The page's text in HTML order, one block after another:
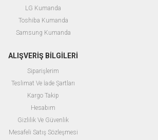
LG Kumanda
Toshiba Kumanda
Samsung Kumanda
ALIŞVERİŞ BİLGİLERİ
Siparişlerim
Teslimat Ve İade Şartları
Kargo Takip
Hesabım
Gizlilik Ve Güvenlik
Mesafeli Satış Sözleşmesi